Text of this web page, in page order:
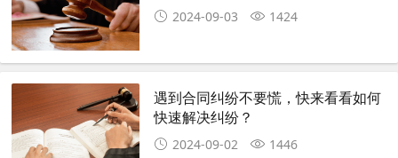
2024-09-03 1424
遇到合同纠纷不要慌，快来看看如何
快速解决纠纷？
2024-09-02 1446